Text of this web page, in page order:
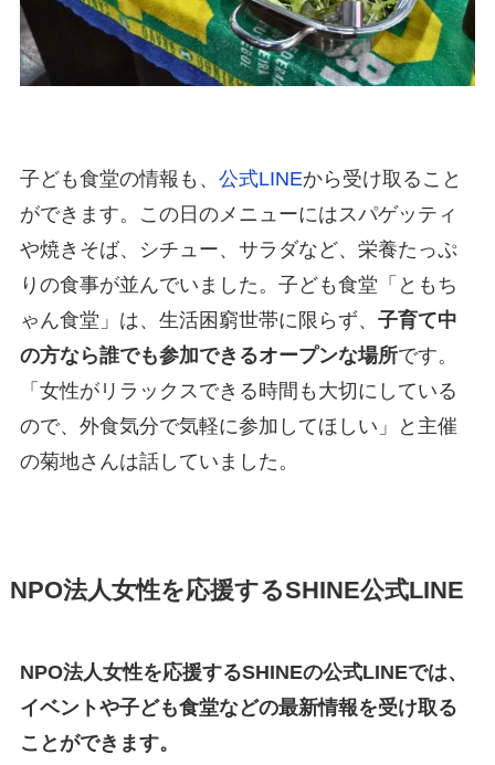
子ども食堂の情報も、 公式LINEから受け取ること
ができます。この日のメニューにはスパゲッティ
や焼きそば、シチュー、サラダなど、栄養たっぷ
りの食事が並んでいました。子ども食堂「ともち
ゃん食堂」は、生活困窮世帯に限らず、 子育て中
の方なら誰でも参加できるオープンな場所です。
「女性がリラックスできる時間も大切にしている
ので、外食気分で気軽に参加してほしい」と主催
の菊地さんは話していました。
NPO法人女性を応援するSHINE公式LINE
NPO法人女性を応援するSHINEの公式LINEでは、
イベントや子ども食堂などの最新情報を受け取る
ことができます。